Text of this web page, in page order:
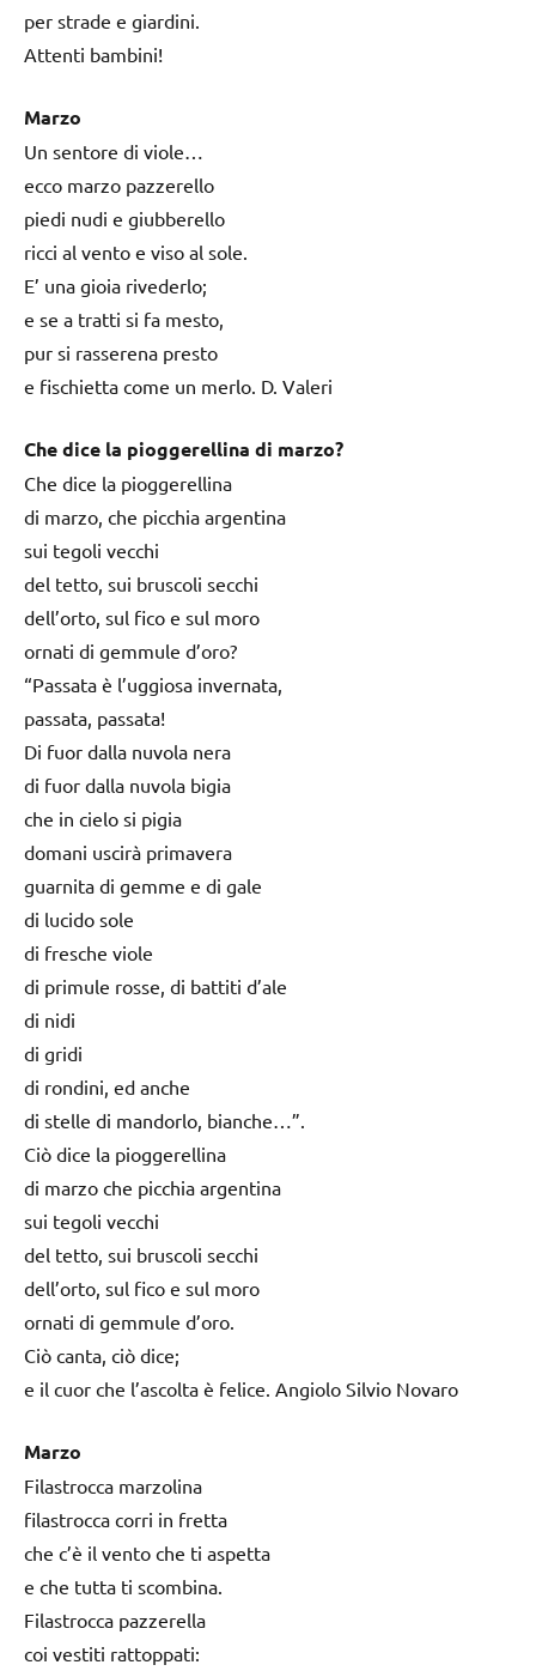
per strade e giardini.
Attenti bambini!
Marzo
Un sentore di viole…
ecco marzo pazzerello
piedi nudi e giubberello
ricci al vento e viso al sole.
E’ una gioia rivederlo;
e se a tratti si fa mesto,
pur si rasserena presto
e fischietta come un merlo. D. Valeri
Che dice la pioggerellina di marzo?
Che dice la pioggerellina
di marzo, che picchia argentina
sui tegoli vecchi
del tetto, sui bruscoli secchi
dell’orto, sul fico e sul moro
ornati di gemmule d’oro?
“Passata è l’uggiosa invernata,
passata, passata!
Di fuor dalla nuvola nera
di fuor dalla nuvola bigia
che in cielo si pigia
domani uscirà primavera
guarnita di gemme e di gale
di lucido sole
di fresche viole
di primule rosse, di battiti d’ale
di nidi
di gridi
di rondini, ed anche
di stelle di mandorlo, bianche…”.
Ciò dice la pioggerellina
di marzo che picchia argentina
sui tegoli vecchi
del tetto, sui bruscoli secchi
dell’orto, sul fico e sul moro
ornati di gemmule d’oro.
Ciò canta, ciò dice;
e il cuor che l’ascolta è felice. Angiolo Silvio Novaro
Marzo
Filastrocca marzolina
filastrocca corri in fretta
che c’è il vento che ti aspetta
e che tutta ti scombina.
Filastrocca pazzerella
coi vestiti rattoppati: